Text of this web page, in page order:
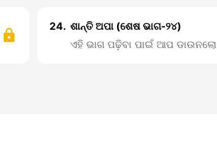
24. ଶାନ୍ତି ଅପା (ଶେଷ ଭାଗ-୨୪)
ଏହି ଭାଗ ପଢ଼ିବା ପାଇଁ ଆପ